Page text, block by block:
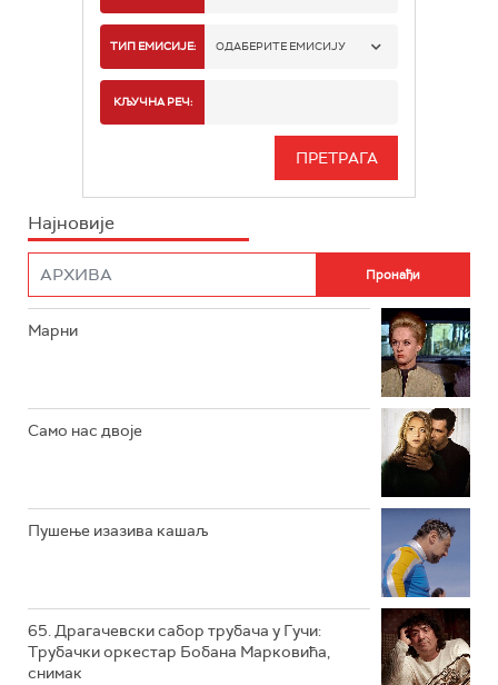
РТС 1
РТС 3
ТИП ЕМИСИЈЕ: ОДАБЕРИТЕ ЕМИСИЈУ
ИНФО
КЉУЧНА РЕЧ:
Најновије
Марни
Само нас двоје
Пушење изазива кашаљ
65. Драгачевски сабор трубача у Гучи:
Трубачки оркестар Бобана Марковића,
снимак